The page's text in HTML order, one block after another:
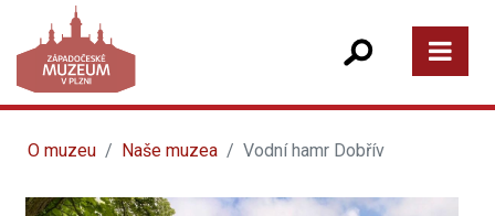
O muzeu Naše muzea Vodní hamr Dobřív